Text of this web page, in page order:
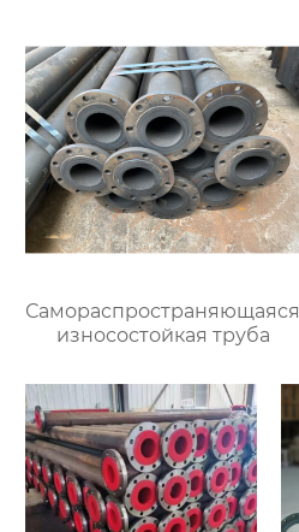
Самораспространяющаяся
износостойкая труба